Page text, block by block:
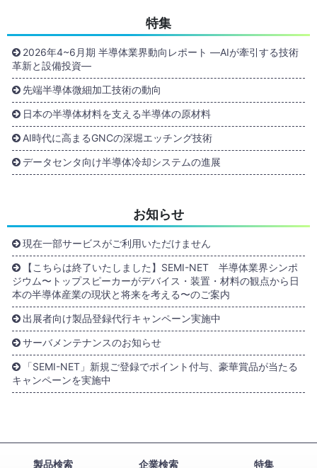
特集
2026年4~6月期 半導体業界動向レポート ―AIが牽引する技術
革新と設備投資―
先端半導体微細加工技術の動向
日本の半導体材料を支える半導体の原材料
AI時代に高まるGNCの深堀エッチング技術
データセンタ向け半導体冷却システムの進展
お知らせ
現在一部サービスがご利用いただけません
【こちらは終了いたしました】SEMI-NET 半導体業界シンポ
ジウム〜トップスピーカーがデバイス・装置・材料の観点から日
本の半導体産業の現状と将来を考える〜のご案内
出展者向け製品登録代行キャンペーン実施中
サーバメンテナンスのお知らせ
「SEMI-NET」新規ご登録でポイント付与、豪華賞品が当たる
キャンペーンを実施中
製品検索 企業検索 特集